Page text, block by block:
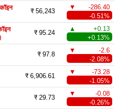
₹ 56,243
▼
-286.40
-0.51%
₹ 95.24
▲
+0.13
+0.13%
₹ 97.8
▼
-2.6
-2.08%
₹ 6,906.61
▼
-73.28
-1.05%
₹ 29.73
▼
-0.08
-0.26%